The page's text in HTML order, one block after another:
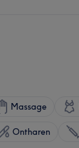
Massage
Ontharen